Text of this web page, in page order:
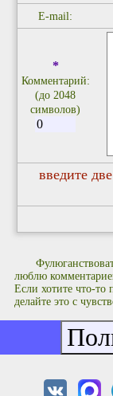
E-mail:
*
Комментарий:
(до 2048
символов)
введите
люблю
Если хотите что-то
делайте это с